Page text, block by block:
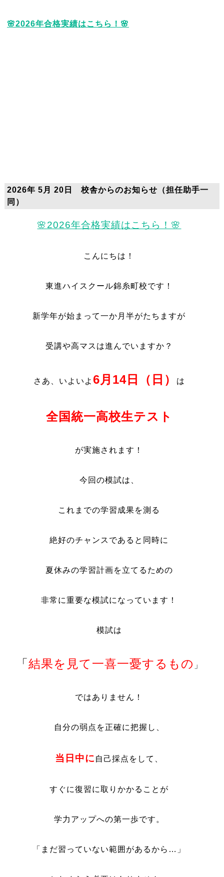
🌸2026年合格実績はこちら！🌸
2026年 5月 20日 校舎からのお知らせ（担任助手一
同）
🌸2026年合格実績はこちら！🌸
こんにちは！
東進ハイスクール錦糸町校です！
新学年が始まって一か月半がたちますが
受講や高マスは進んでいますか？
さあ、いよいよ 6月14日（日） は
全国統一高校生テスト
が実施されます！
今回の模試は、
これまでの学習成果を測る
絶好のチャンスであると同時に
夏休みの学習計画を立てるための
非常に重要な模試になっています！
模試は
「 結果を見て一喜一憂するもの 」
ではありません！
自分の弱点を正確に把握し、
当日中に 自己採点をして、
すぐに復習に取りかかることが
学力アップへの第一歩です。
「まだ習っていない範囲があるから…」